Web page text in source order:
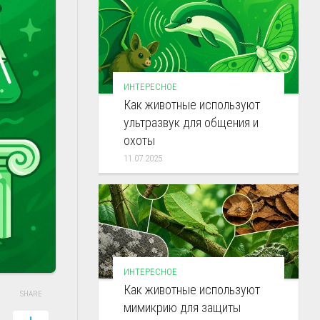
SHARE
ИНТЕРЕСНОЕ
Как животные используют
ультразвук для общения и
охоты
11.07.2025
ИНТЕРЕСНОЕ
Как животные используют
мимикрию для защиты